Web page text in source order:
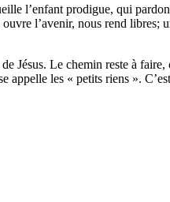
l’enfant prodigue, qui
l’avenir, nous rend libres;
Jésus. Le chemin reste à
appelle les « petits riens ».